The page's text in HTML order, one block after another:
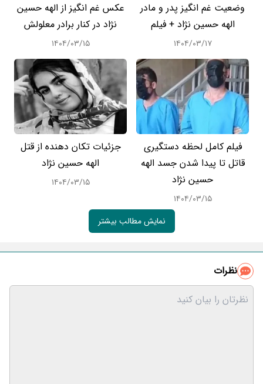
وضعیت غم انگیز پدر و مادر
الهه حسین نژاد + فیلم
۱۴۰۴/۰۳/۱۷
عکس غم انگیز از الهه حسین
نژاد در کنار برادر معلولش
۱۴۰۴/۰۳/۱۵
فیلم کامل لحظه دستگیری
قاتل تا پیدا شدن جسد الهه
حسین نژاد
۱۴۰۴/۰۳/۱۵
جزئیات تکان دهنده از قتل
الهه حسین نژاد
۱۴۰۴/۰۳/۱۵
نمایش مطالب بیشتر
نظرات